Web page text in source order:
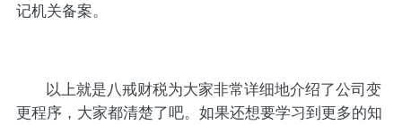
记机关备案。
以上就是八戒财税为大家非常详细地介绍了公司变
更程序，大家都清楚了吧。如果还想要学习到更多的知